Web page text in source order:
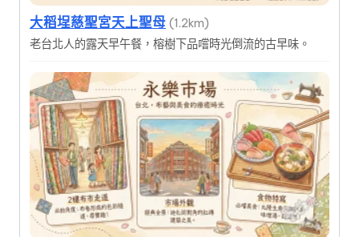
大稻埕慈聖宮天上聖母 (1.2km)
老台北人的露天早午餐，榕樹下品嚐時光倒流的古早味。